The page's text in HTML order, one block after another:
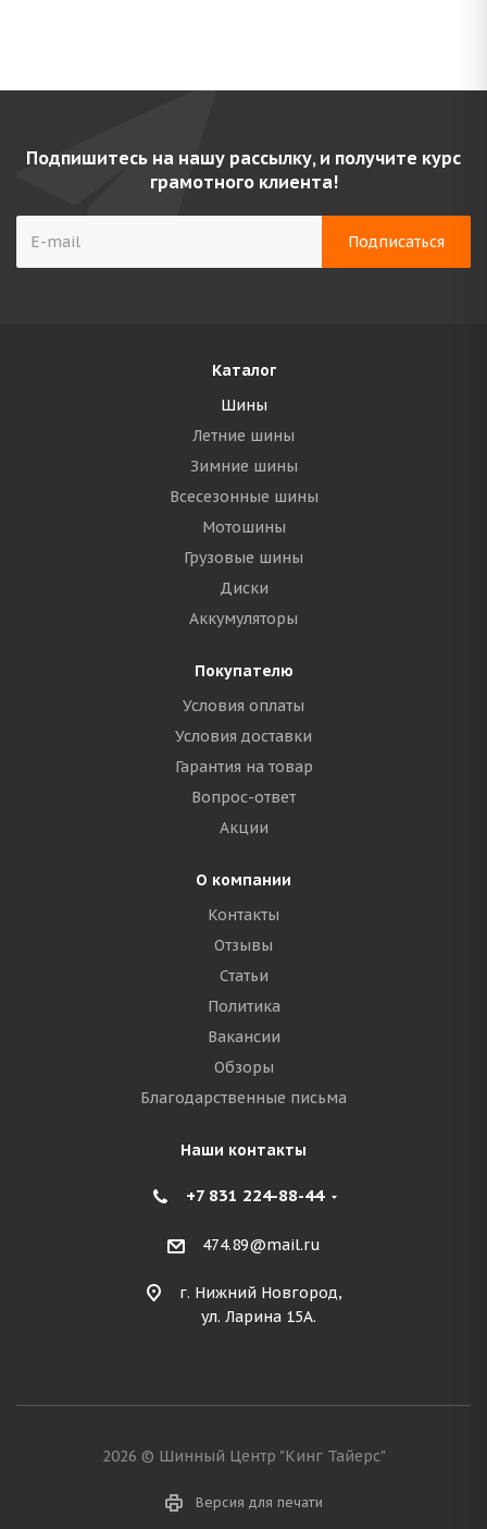
Подпишитесь на нашу рассылку, и получите курс
грамотного клиента!
Каталог
Шины
Летние шины
Зимние шины
Всесезонные шины
Мотошины
Грузовые шины
Диски
Аккумуляторы
Покупателю
Условия оплаты
Условия доставки
Гарантия на товар
Вопрос-ответ
Акции
О компании
Контакты
Отзывы
Статьи
Политика
Вакансии
Обзоры
Благодарственные письма
Наши контакты
+7 831 224-88-44
474.89@mail.ru
г. Нижний Новгород,
ул. Ларина 15А.
2026 © Шинный Центр "Кинг Тайерс"
Версия для печати